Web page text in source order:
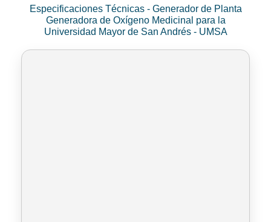
Especificaciones Técnicas - Generador de Planta
Generadora de Oxígeno Medicinal para la
Universidad Mayor de San Andrés - UMSA